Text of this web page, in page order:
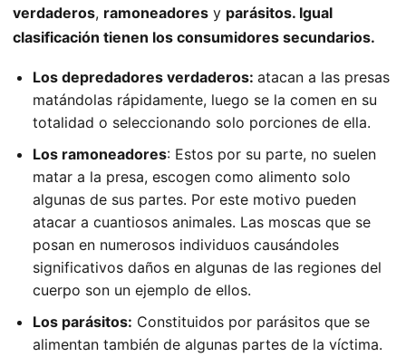
verdaderos, ramoneadores y parásitos. Igual
clasificación tienen los consumidores secundarios.
Los depredadores verdaderos: atacan a las presas
matándolas rápidamente, luego se la comen en su
totalidad o seleccionando solo porciones de ella.
Los ramoneadores: Estos por su parte, no suelen
matar a la presa, escogen como alimento solo
algunas de sus partes. Por este motivo pueden
atacar a cuantiosos animales. Las moscas que se
posan en numerosos individuos causándoles
significativos daños en algunas de las regiones del
cuerpo son un ejemplo de ellos.
Los parásitos: Constituidos por parásitos que se
alimentan también de algunas partes de la víctima.